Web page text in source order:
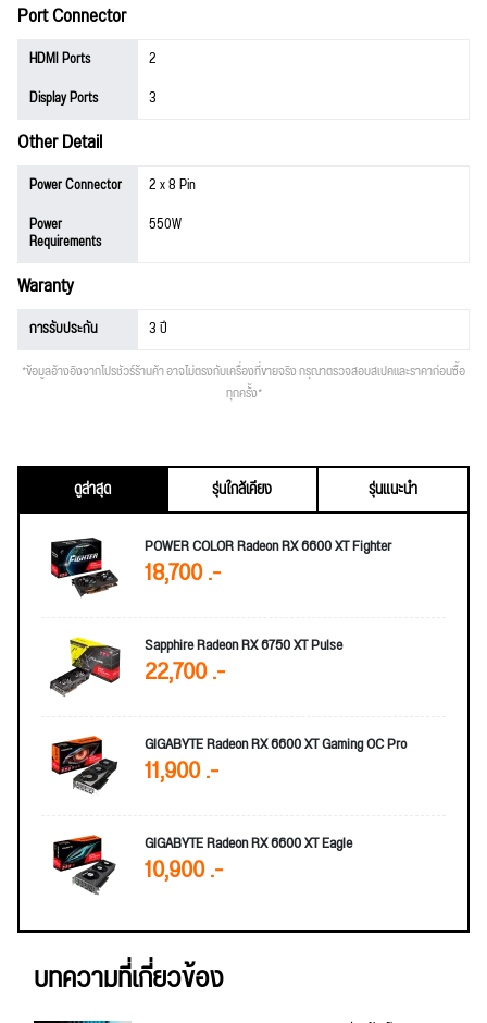
Port Connector
HDMI Ports
2
Display Ports
3
Other Detail
Power Connector
2 x 8 Pin
Power
Requirements
550W
Waranty
การรับประกัน 3 ปี
*ข้อมูลอ้างอิงจากโปรชัวร์ร้านค้า อาจไม่ตรงกับเครื่องที่ขายจริง กรุณาตรวจสอบสเปคและราคาก่อนซื้อ
ทุกครั้ง*
ดูล่าสุด รุ่นใกล้เคียง
รุ่นแนะนำ
POWER COLOR Radeon RX 6600 XT Fighter
18,700 .-
Sapphire Radeon RX 6750 XT Pulse
22,700 .-
GIGABYTE Radeon RX 6600 XT Gaming OC Pro
11,900 .-
GIGABYTE Radeon RX 6600 XT Eagle
10,900 .-
บทความที่เกี่ยวข้อง